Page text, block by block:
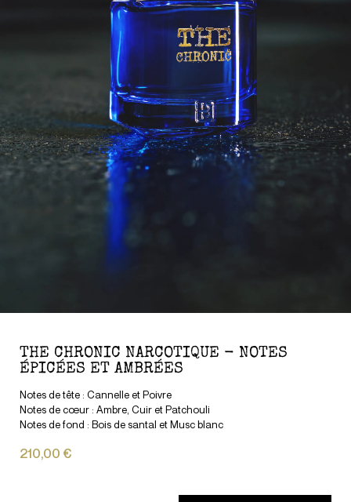
THE CHRONIC NARCOTIQUE - NOTES
ÉPICÉES ET AMBRÉES
Notes de tête : Cannelle et Poivre
Notes de cœur : Ambre, Cuir et Patchouli
Notes de fond : Bois de santal et Musc blanc
210,00 €